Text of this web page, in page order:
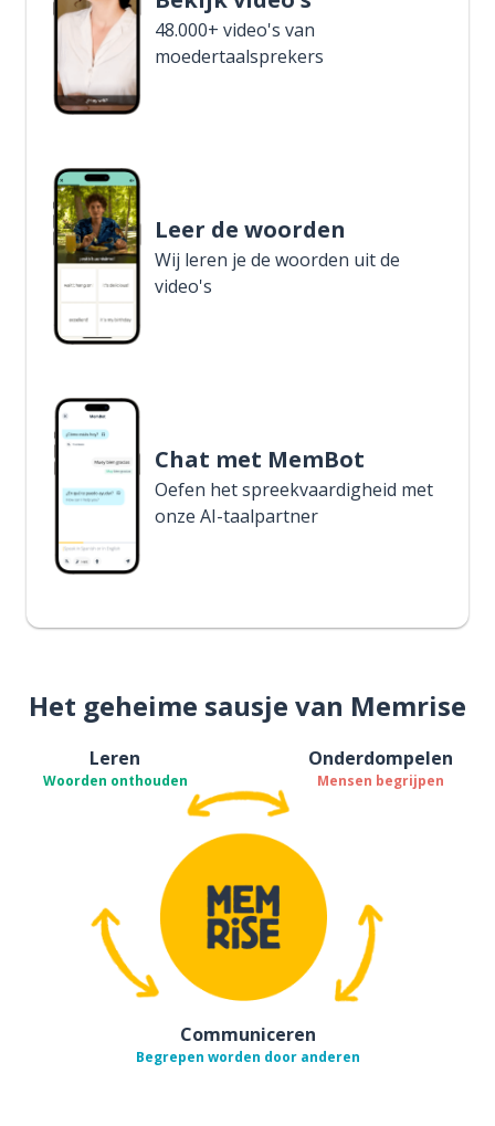
48.000+ video's van
moedertaalsprekers
Leer de woorden
Wij leren je de woorden uit de
video's
Chat met MemBot
Oefen het spreekvaardigheid met
onze AI-taalpartner
Het geheime sausje van Memrise
Leren
Woorden onthouden
Onderdompelen
Mensen begrijpen
Communiceren
Begrepen worden door anderen